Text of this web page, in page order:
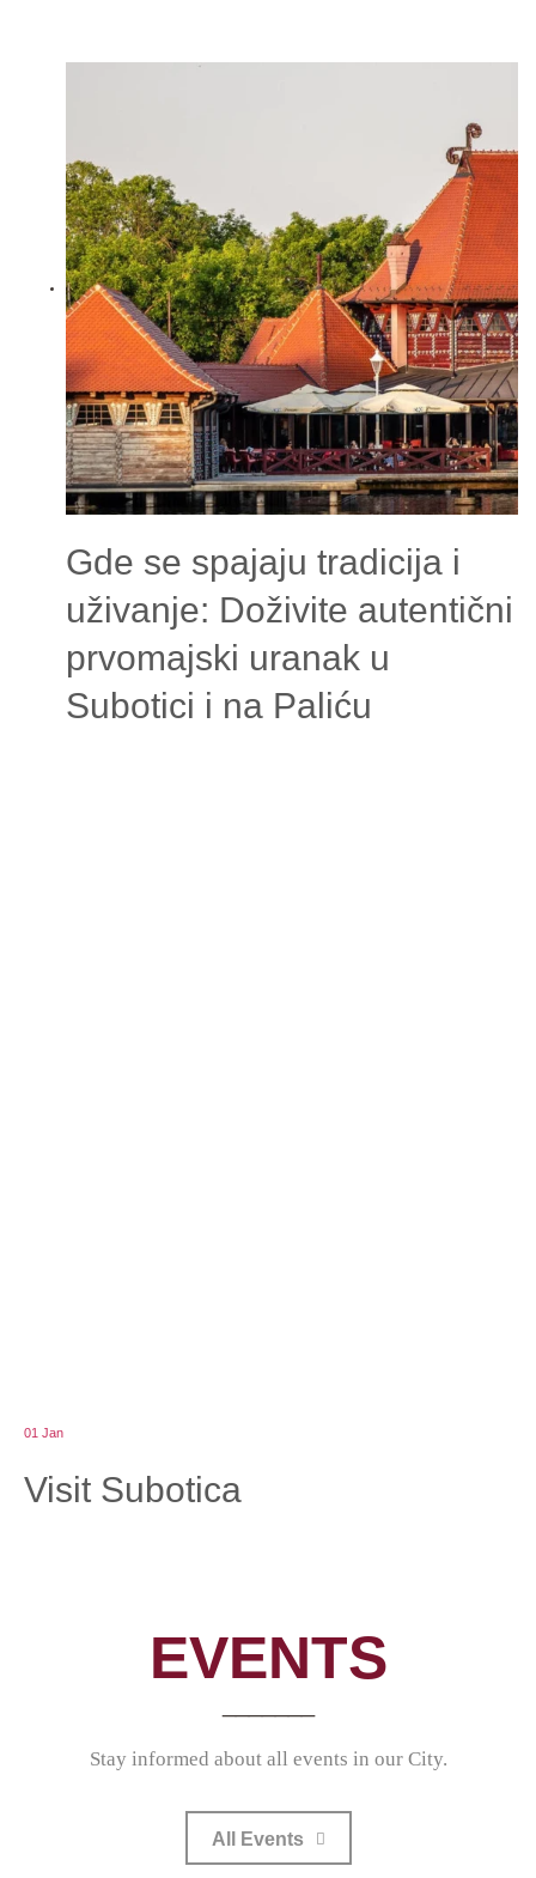
Gde se spajaju tradicija i
uživanje: Doživite autentični
prvomajski uranak u
Subotici i na Paliću
01 Jan
Visit Subotica
EVENTS
Stay informed about all events in our City.
All Events